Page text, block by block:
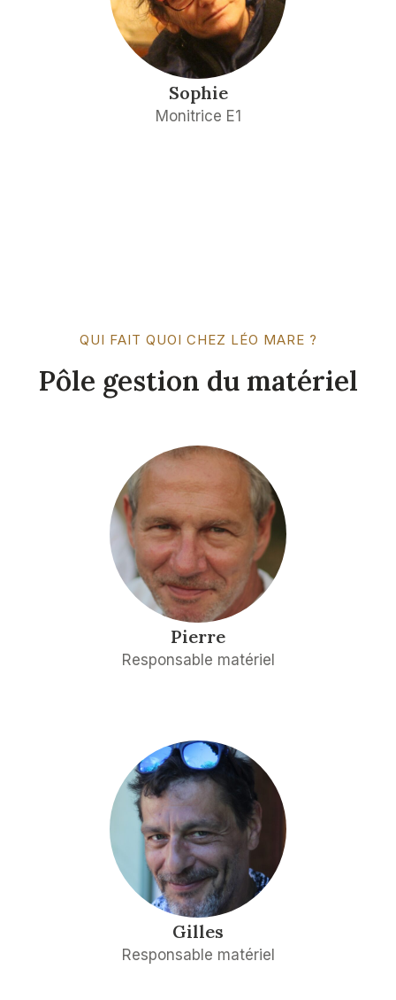
Sophie
Monitrice E1
QUI FAIT QUOI CHEZ LÉO MARE ?
Pôle gestion du matériel
Pierre
Responsable matériel
Gilles
Responsable matériel